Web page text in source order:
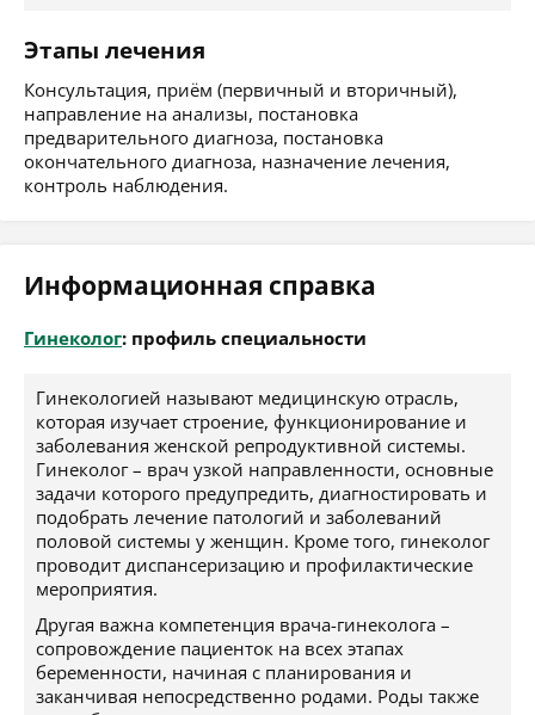
Этапы лечения
Консультация, приём (первичный и вторичный),
направление на анализы, постановка
предварительного диагноза, постановка
окончательного диагноза, назначение лечения,
контроль наблюдения.
Информационная справка
Гинеколог: профиль специальности
Гинекологией называют медицинскую отрасль,
которая изучает строение, функционирование и
заболевания женской репродуктивной системы.
Гинеколог – врач узкой направленности, основные
задачи которого предупредить, диагностировать и
подобрать лечение патологий и заболеваний
половой системы у женщин. Кроме того, гинеколог
проводит диспансеризацию и профилактические
мероприятия.
Другая важна компетенция врача-гинеколога –
сопровождение пациенток на всех этапах
беременности, начиная с планирования и
заканчивая непосредственно родами. Роды также